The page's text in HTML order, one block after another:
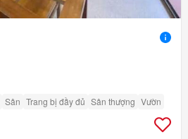
Sân Trang bị đầy đủ Sân thượng Vườn